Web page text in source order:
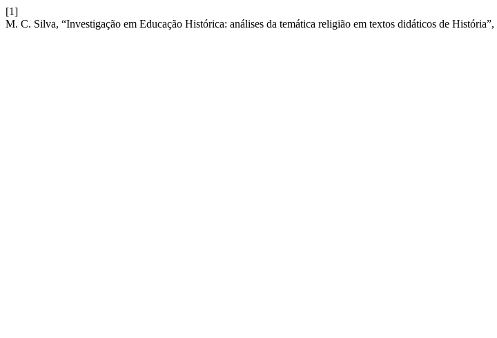
[1]
M. C. Silva, “Investigação em Educação Histórica: análises da temática religião em textos didáticos de História”,